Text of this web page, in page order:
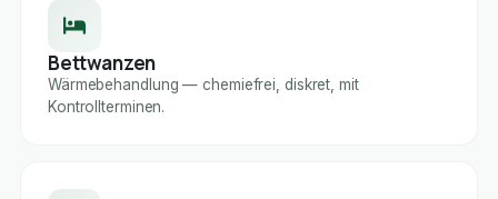
Bettwanzen
Wärmebehandlung — chemiefrei, diskret, mit
Kontrollterminen.